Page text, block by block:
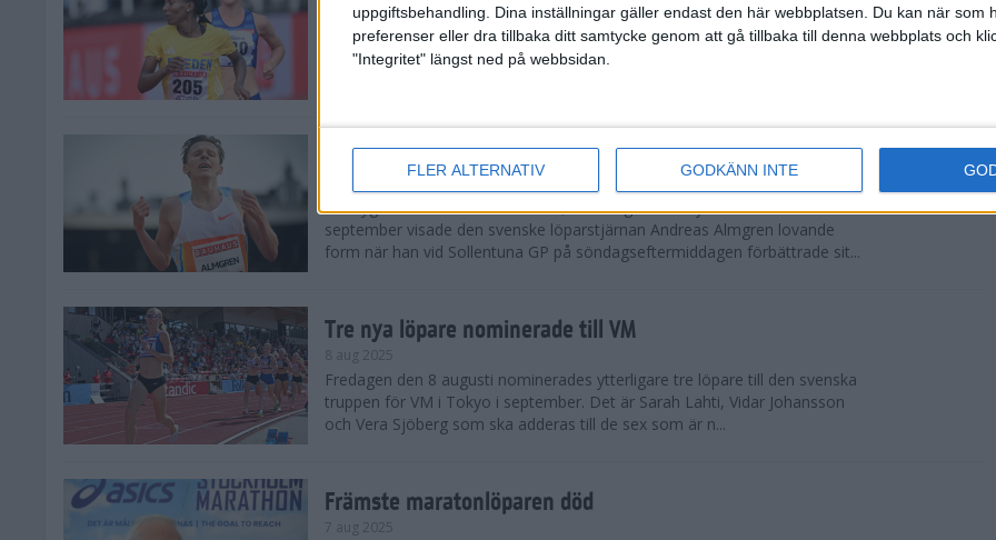
uppgiftsbehandling. Dina inställningar gäller endast den här webbplatsen. Du kan när som
preferenser eller dra tillbaka ditt samtycke genom att gå tillbaka till denna webbplats och
"Integritet" längst ned på webbsidan.
FLER ALTERNATIV GODKÄNN INTE
26 aug 2025
Den hundrade upplagan av Finnkampen, världens äldsta och största
landskamp i friidrott, avgjordes inför fullsatta läktare på Stockholms
Svenskt rekord när Almgren testade VM-formen
En dryg månad före friidrotts-VM, som avgörs i Tokyo den 13-21
september visade den svenske löparstjärnan Andreas Almgren lovande
form när han vid Sollentuna GP på söndagseftermiddagen förbättrade sit...
Tre nya löpare nominerade till VM
8 aug 2025
Fredagen den 8 augusti nominerades ytterligare tre löpare till den svenska
truppen för VM i Tokyo i september. Det är Sarah Lahti, Vidar Johansson
och Vera Sjöberg som ska adderas till de sex som är n...
Främste maratonlöparen död
7 aug 2025